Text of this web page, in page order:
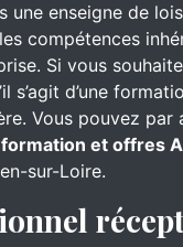
une enseigne de
compétences
Si vous
s’agit d’une
Vous pouvez par
et offres
sur-Loire.